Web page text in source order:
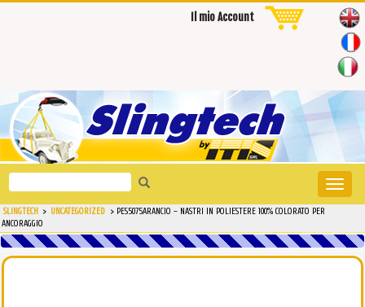
Il mio Account
Toggle
Search
for:
SLINGTECH > UNCATEGORIZED > PES5075ARANCIO – NASTRI IN POLIESTERE 100% COLORATO PER
ANCORAGGIO